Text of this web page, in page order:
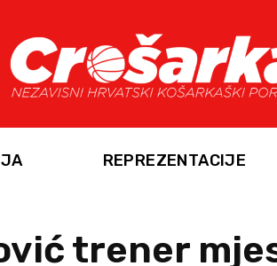
REPREZENTACIJE
trener